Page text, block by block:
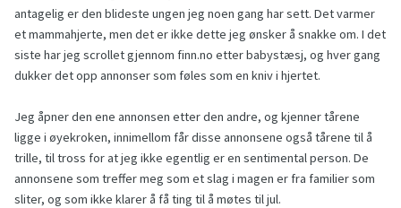
antagelig er den blideste ungen jeg noen gang har sett. Det varmer
et mammahjerte, men det er ikke dette jeg ønsker å snakke om. I det
siste har jeg scrollet gjennom finn.no etter babystæsj, og hver gang
dukker det opp annonser som føles som en kniv i hjertet.
Jeg åpner den ene annonsen etter den andre, og kjenner tårene
ligge i øyekroken, innimellom får disse annonsene også tårene til å
trille, til tross for at jeg ikke egentlig er en sentimental person. De
annonsene som treffer meg som et slag i magen er fra familier som
sliter, og som ikke klarer å få ting til å møtes til jul.